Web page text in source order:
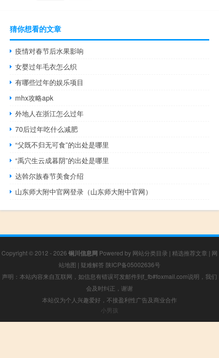
猜你想看的文章
疫情对春节后水果影响
女婴过年毛衣怎么织
有哪些过年的娱乐项目
mhx攻略apk
外地人在浙江怎么过年
70后过年吃什么减肥
“父既不归无可食”的出处是哪里
“禹穴生云成暮阴”的出处是哪里
达斡尔族春节美食介绍
山东师大附中官网登录（山东师大附中官网）
Copyright © 2012 - 2026 铜川信息网 Powered by 网站分类目录 | 精选推荐文章 | 网
站地图 | 疑难解答 陕ICP备05002636号
声明：本站内容来自互联网，如信息有错误可发邮件到f_fb#foxmail.com说明，我们
会及时纠正，谢谢
本站仅为个人兴趣爱好，不接盈利性广告及商业合作
小男孩